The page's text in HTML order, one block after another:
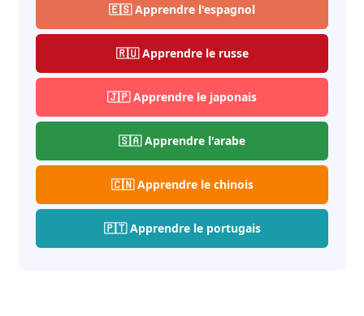
🇪🇸 Apprendre l'espagnol
🇷🇺 Apprendre le russe
🇯🇵 Apprendre le japonais
🇸🇦 Apprendre l'arabe
🇨🇳 Apprendre le chinois
🇵🇹 Apprendre le portugais